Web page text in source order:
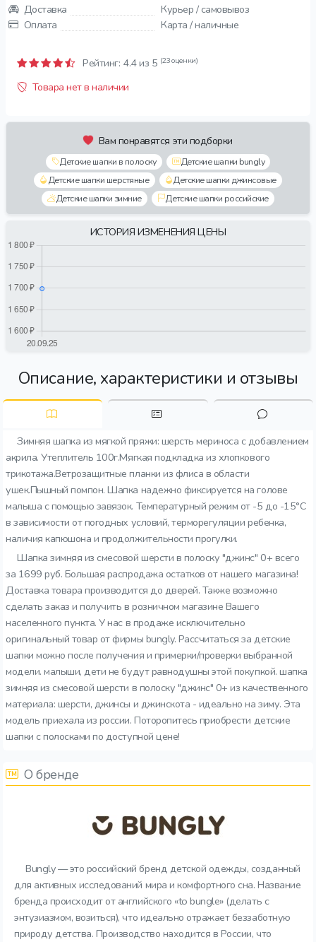
Доставка
Курьер / самовывоз
Оплата
Карта / наличные
Рейтинг: 4.4из 5 (23 оценки)
Товара нет в наличии
Вам понравятся эти подборки
Детские шапки в полоску
Детские шапки bungly
Детские шапки шерстяные
Детские шапки джинсовые
Детские шапки зимние
Детские шапки российские
ИСТОРИЯ ИЗМЕНЕНИЯ ЦЕНЫ
Описание, характеристики и отзывы
Зимняя шапка из мягкой пряжи: шерсть мериноса с добавлением
акрила. Утеплитель 100г.Мягкая подкладка из хлопкового
трикотажа.Ветрозащитные планки из флиса в области
ушек.Пышный помпон. Шапка надежно фиксируется на голове
малыша с помощью завязок. Температурный режим от -5 до -15°C
в зависимости от погодных условий, терморегуляции ребенка,
наличия капюшона и продолжительности прогулки.
Шапка зимняя из смесовой шерсти в полоску "джинс" 0+ всего
за 1699 руб. Большая распродажа остатков от нашего магазина!
Доставка товара производится до дверей. Также возможно
сделать заказ и получить в розничном магазине Вашего
населенного пункта. У нас в продаже исключительно
оригинальный товар от фирмы bungly. Рассчитаться за детские
шапки можно после получения и примерки/проверки выбранной
модели. малыши, дети не будут равнодушны этой покупкой. шапка
зимняя из смесовой шерсти в полоску "джинс" 0+ из качественного
материала: шерсти, джинсы и джинскота - идеально на зиму. Эта
модель приехала из россии. Поторопитесь приобрести детские
шапки с полосками по доступной цене!
О бренде
Bungly — это российский бренд детской одежды, созданный
для активных исследований мира и комфортного сна. Название
бренда происходит от английского «to bungle» (делать с
энтузиазмом, возиться), что идеально отражает беззаботную
природу детства. Производство находится в России, что